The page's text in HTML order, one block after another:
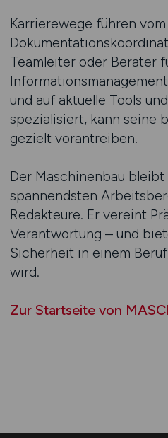
Karrierewege führen
Teamleiter oder Berater
und auf aktuelle Tools
spezialisiert, kann seine
gezielt vorantreiben.
Der Maschinenbau
spannendsten
Redakteure. Er vereint
Verantwortung – und
Sicherheit in einem
wird.
Zur Startseite von